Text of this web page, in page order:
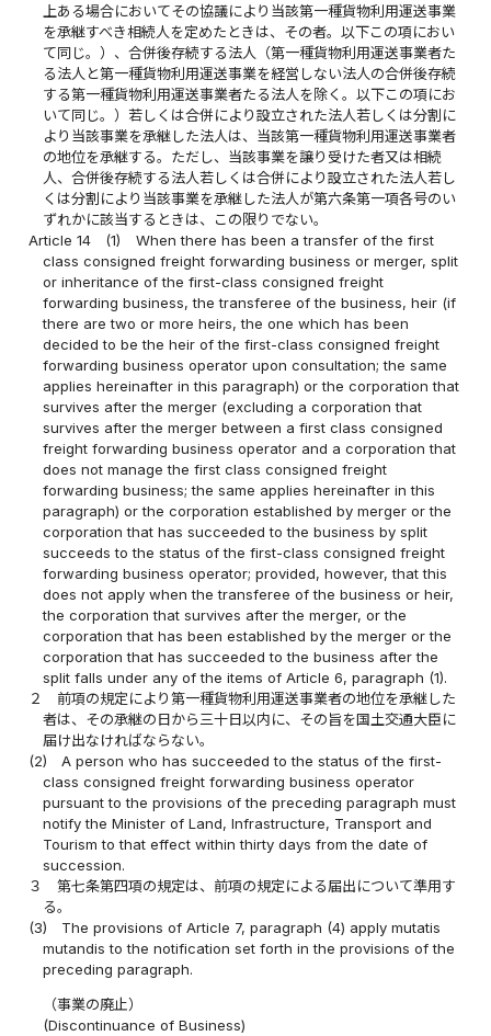
上ある場合においてその協議により当該第一種貨物利用運送事業
を承継すべき相続人を定めたときは、その者。以下この項におい
て同じ。）、合併後存続する法人（第一種貨物利用運送事業者た
る法人と第一種貨物利用運送事業を経営しない法人の合併後存続
する第一種貨物利用運送事業者たる法人を除く。以下この項にお
いて同じ。）若しくは合併により設立された法人若しくは分割に
より当該事業を承継した法人は、当該第一種貨物利用運送事業者
の地位を承継する。ただし、当該事業を譲り受けた者又は相続
人、合併後存続する法人若しくは合併により設立された法人若し
くは分割により当該事業を承継した法人が第六条第一項各号のい
ずれかに該当するときは、この限りでない。
Article 14
(1)
When there has been a transfer of the first
class consigned freight forwarding business or merger, split
or inheritance of the first-class consigned freight
forwarding business, the transferee of the business, heir (if
there are two or more heirs, the one which has been
decided to be the heir of the first-class consigned freight
forwarding business operator upon consultation; the same
applies hereinafter in this paragraph) or the corporation that
survives after the merger (excluding a corporation that
survives after the merger between a first class consigned
freight forwarding business operator and a corporation that
does not manage the first class consigned freight
forwarding business; the same applies hereinafter in this
paragraph) or the corporation established by merger or the
corporation that has succeeded to the business by split
succeeds to the status of the first-class consigned freight
forwarding business operator; provided, however, that this
does not apply when the transferee of the business or heir,
the corporation that survives after the merger, or the
corporation that has been established by the merger or the
corporation that has succeeded to the business after the
split falls under any of the items of Article 6, paragraph (1).
２
前項の規定により第一種貨物利用運送事業者の地位を承継した
者は、その承継の日から三十日以内に、その旨を国土交通大臣に
届け出なければならない。
(2)
A person who has succeeded to the status of the first-
class consigned freight forwarding business operator
pursuant to the provisions of the preceding paragraph must
notify the Minister of Land, Infrastructure, Transport and
Tourism to that effect within thirty days from the date of
succession.
３
第七条第四項の規定は、前項の規定による届出について準用す
る。
(3)
The provisions of Article 7, paragraph (4) apply mutatis
mutandis to the notification set forth in the provisions of the
preceding paragraph.
（事業の廃止）
(Discontinuance of Business)